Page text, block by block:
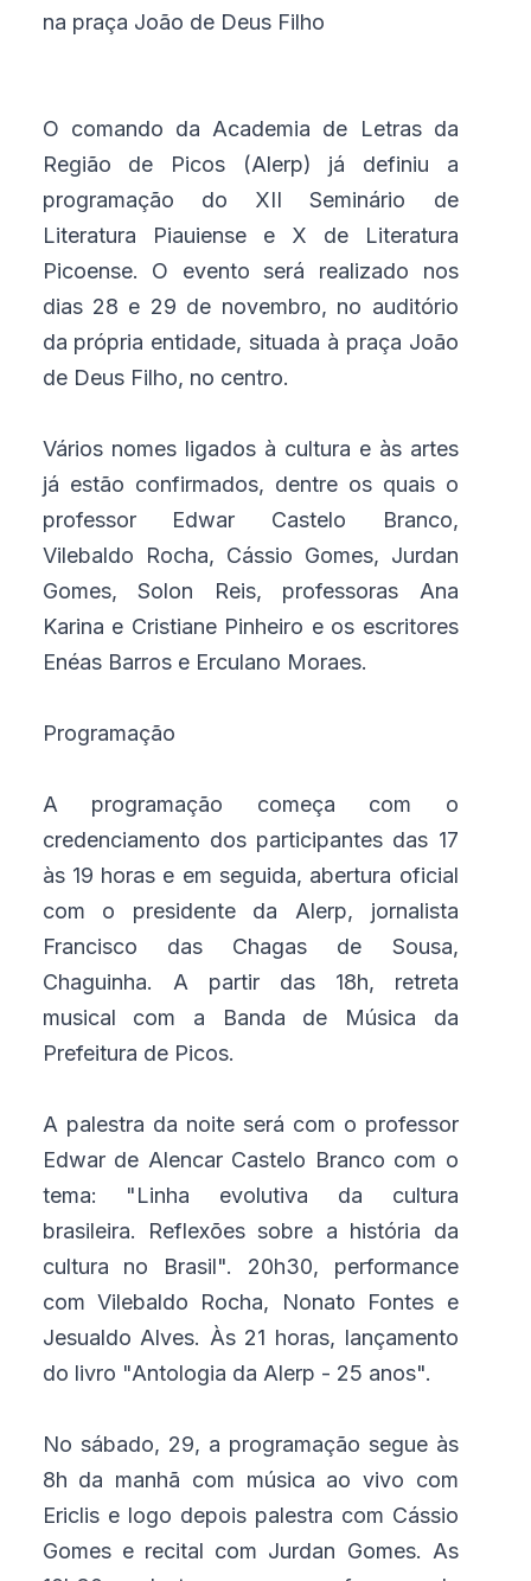
na praça João de Deus Filho
O comando da Academia de Letras da
Região de Picos (Alerp) já definiu a
programação do XII Seminário de
Literatura Piauiense e X de Literatura
Picoense. O evento será realizado nos
dias 28 e 29 de novembro, no auditório
da própria entidade, situada à praça João
de Deus Filho, no centro.
Vários nomes ligados à cultura e às artes
já estão confirmados, dentre os quais o
professor Edwar Castelo Branco,
Vilebaldo Rocha, Cássio Gomes, Jurdan
Gomes, Solon Reis, professoras Ana
Karina e Cristiane Pinheiro e os escritores
Enéas Barros e Erculano Moraes.
Programação
A programação começa com o
credenciamento dos participantes das 17
às 19 horas e em seguida, abertura oficial
com o presidente da Alerp, jornalista
Francisco das Chagas de Sousa,
Chaguinha. A partir das 18h, retreta
musical com a Banda de Música da
Prefeitura de Picos.
A palestra da noite será com o professor
Edwar de Alencar Castelo Branco com o
tema: "Linha evolutiva da cultura
brasileira. Reflexões sobre a história da
cultura no Brasil". 20h30, performance
com Vilebaldo Rocha, Nonato Fontes e
Jesualdo Alves. Às 21 horas, lançamento
do livro "Antologia da Alerp - 25 anos".
No sábado, 29, a programação segue às
8h da manhã com música ao vivo com
Ericlis e logo depois palestra com Cássio
Gomes e recital com Jurdan Gomes. As